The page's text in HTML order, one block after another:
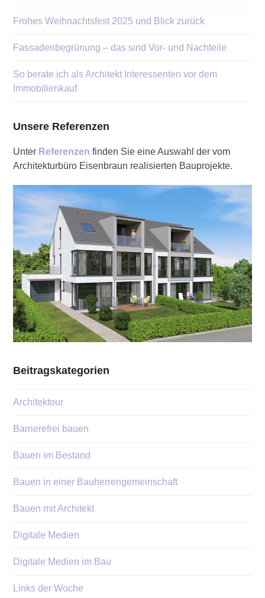
Frohes Weihnachtsfest 2025 und Blick zurück
Fassadenbegrünung – das sind Vor- und Nachteile
So berate ich als Architekt Interessenten vor dem
Immobilienkauf
Unsere Referenzen
Unter Referenzen finden Sie eine Auswahl der vom
Architekturbüro Eisenbraun realisierten Bauprojekte.
Beitragskategorien
Architektour
Barrierefrei bauen
Bauen im Bestand
Bauen in einer Bauherrengemeinschaft
Bauen mit Architekt
Digitale Medien
Digitale Medien im Bau
Links der Woche